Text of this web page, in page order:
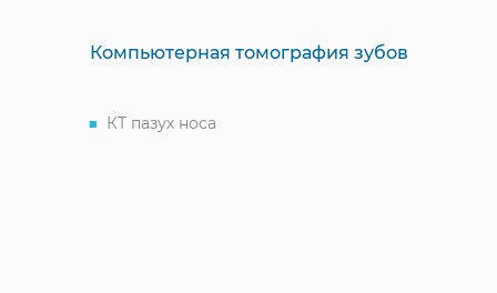
Компьютерная томография зубов
КТ пазух носа